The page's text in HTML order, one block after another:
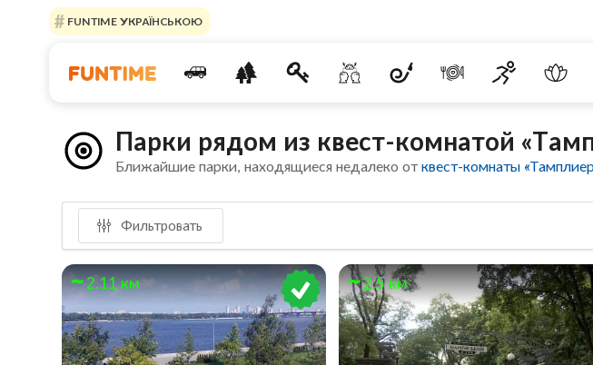
FUNTIME УКРАЇНСЬКОЮ
Парки рядом из квест-комнатой
Ближайшие парки, находящиеся недалеко отквест-комнаты
Фильтровать
2.11 км 2.5 км